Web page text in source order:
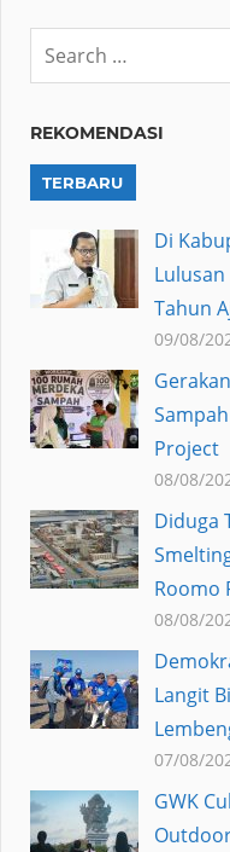
REKOMENDASI
TERBARU
Di
Tahun
09/08/
Project
08/08/
Diduga
Roomo
08/08/
Langit
07/08/
GWK